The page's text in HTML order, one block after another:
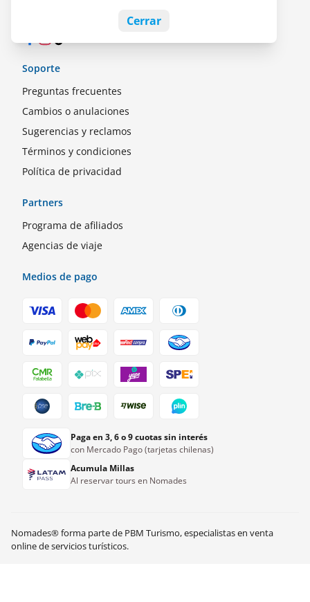
Cerrar
Soporte
Preguntas frecuentes
Cambios o anulaciones
Sugerencias y reclamos
Términos y condiciones
Política de privacidad
Partners
Programa de afiliados
Agencias de viaje
Medios de pago
Paga en 3, 6 o 9 cuotas sin interés
con Mercado Pago (tarjetas chilenas)
Acumula Millas
Al reservar tours en Nomades
Nomades® forma parte de PBM Turismo, especialistas en venta
online de servicios turísticos.